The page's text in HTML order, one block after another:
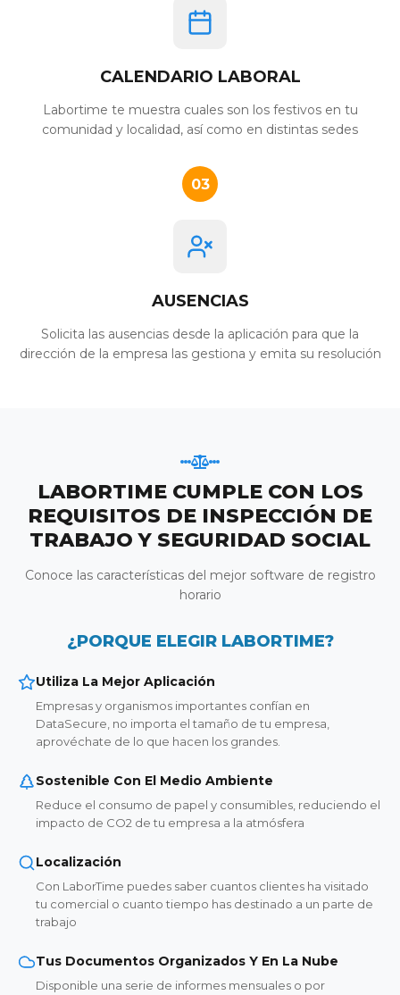
CALENDARIO LABORAL
Labortime te muestra cuales son los festivos en tu
comunidad y localidad, así como en distintas sedes
03
AUSENCIAS
Solicita las ausencias desde la aplicación para que la
dirección de la empresa las gestiona y emita su resolución
LABORTIME CUMPLE CON LOS
REQUISITOS DE INSPECCIÓN DE
TRABAJO Y SEGURIDAD SOCIAL
Conoce las características del mejor software de registro
horario
¿PORQUE ELEGIR LABORTIME?
Utiliza La Mejor Aplicación
Empresas y organismos importantes confían en
DataSecure, no importa el tamaño de tu empresa,
aprovéchate de lo que hacen los grandes.
Sostenible Con El Medio Ambiente
Reduce el consumo de papel y consumibles, reduciendo el
impacto de CO2 de tu empresa a la atmósfera
Localización
Con LaborTime puedes saber cuantos clientes ha visitado
tu comercial o cuanto tiempo has destinado a un parte de
trabajo
Tus Documentos Organizados Y En La Nube
Disponible una serie de informes mensuales o por